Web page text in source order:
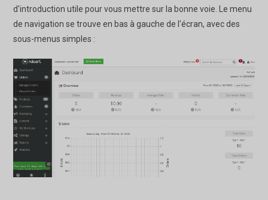
d'introduction utile pour vous mettre sur la bonne voie. Le menu
de navigation se trouve en bas à gauche de l'écran, avec des
sous-menus simples :